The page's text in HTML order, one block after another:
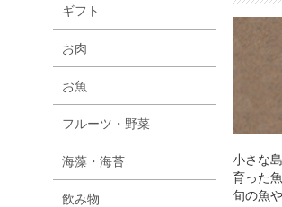
小さな
育った
旬の魚
ギフト
お肉
お魚
フルーツ・野菜
海藻・海苔
飲み物